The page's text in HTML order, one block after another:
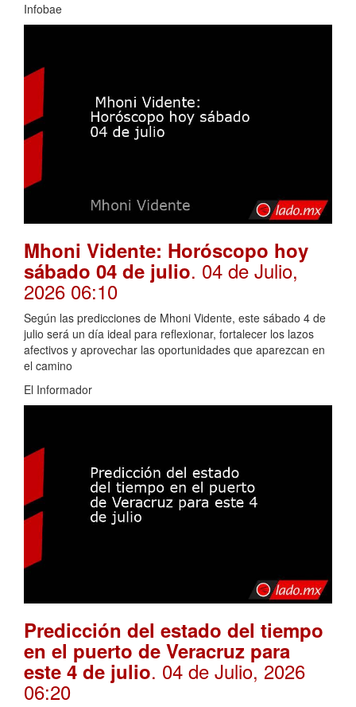
Infobae
Mhoni Vidente: Horóscopo hoy
sábado 04 de julio. 04 de Julio,
2026 06:10
Según las predicciones de Mhoni Vidente, este sábado 4 de
julio será un día ideal para reflexionar, fortalecer los lazos
afectivos y aprovechar las oportunidades que aparezcan en
el camino
El Informador
Predicción del estado del tiempo
en el puerto de Veracruz para
este 4 de julio. 04 de Julio, 2026
06:20